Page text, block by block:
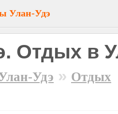
Улан-Удэ
Отдых в
Удэ » Отдых